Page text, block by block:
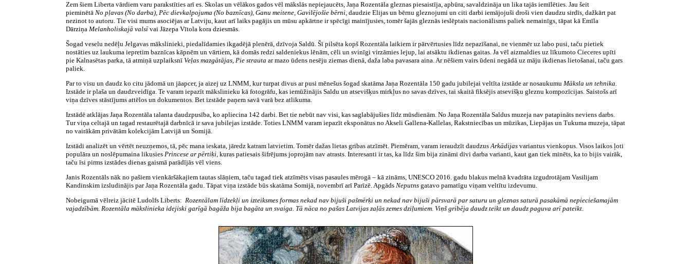
Zem šiem Liberta vārdiem varu parakstīties arī es. Skolas un vēlākos gados vēl mākslās nepiejaucēts, Jaņa Rozentāla gleznas piesaistīja, apbūra, savaldzināja un lika tajās iemīlēties. Jau šeit
pieminētā No pļavas (No darba), Pēc dievkalpojuma (No baznīcas), Ganu meitene, Gavilējošie bērni, daudzie Elijas un bērnu gleznojumi un citi darbi iemājojuši droši vien daudzu sirdīs, dažkārt pat
nezinot to autoru. Tie visi mums asociējas ar Latviju, kaut arī laiks pagājis un mūsu apkārtne ir spēcīgi mainījusies, tomēr šajās gleznās ieslēptais nacionālisms paliek nemainīgs, tāpat kā Emīla
Dārziņa Melanholiskajā valsīvai Jāzepa Vītola kora dziesmās.
Šogad veselu nedēļu Jelgavas mākslinieki, piedalīdamies ikgadējā plenērā, dzīvoja Saldū. Šī pilsēta kopš Rozentāla laikiem ir pārvērtusies līdz nepazīšanai, ne vienmēr uz labo pusi, taču pietiek
nostāties uz laukuma iepretim baznīcas kāpnēm un vārtiem, kā domās redzi saldeniekus lēnām, cēli un svinīgi virzāmies lejup, lai atsāktu ikdienas gaitas. Ja vēl aizmaldies uz līkumoto Cieceres upīti
pie Kalnasētas parka, tā atmiņā uzplaiksnī Veļas mazgātājas, Pie strauta ar mazo ūdens nesēju ziemas dienā, daža laba pavasara aina. Ar nēšiem vairs ūdeni negādā uz māju ikdienas lietošanai, taču gars
paliek.
Par to visu un daudz ko citu jādomā un jāapcer, ja aizej uz LNMM, kur turpat divus ar pusi mēnešus šogad skatāma Jaņa Rozentāla 150 gadu jubilejai veltīta izstāde ar nosaukumu Māksla un tehnika.
Izstāde ir plaša un daudzveidīga. Te varam iepazīt mākslinieku kā fotogrāfu, kas iemūžinājis Saldu un atsevišķus mirkļus no savas dzīves, tai skaitā fiksējis atsevišķu gleznu kompozīcijas. Saistošs arī
viņa dzīves stāstījums attēlos un dokumentos. Bet izstāde paņem savā varā bez atlikuma.
Izstādē atklājas Jaņa Rozentāla talanta daudzpusība, ko apliecina 142 darbi. Bet tie nebūt nav visi, kas saglabājušies līdz mūsdienām. No Jaņa Rozentāla Saldus muzeja nav patapināts neviens darbs.
Tur viņa celtajā un tagad restaurētajā darbnīcā ir sava jubilejas izstāde. Toties LNMM varam iepazīt eksponātus no Akseli Gallena-Kallelas, Rakstniecības un mūzikas, Liepājas un Tukuma muzeja, tāpat
no vairākām privātām kolekcijām Latvijā un Somijā.
Izstādi analizēt un vērtēt neuzņemos, tā, pēc mana ieskata, jāredz katram latvietim. Tomēr dažas lietas gribas atzīmēt. Piemēram, varam ieraudzīt daudzusArkādijas variantus vienkopus. Visos laikos ļoti
populāra un noslēpumaina likusies Princese ar pērtiķi, kuras patiesais šifrējums joprojām nav atrasts. Interesanti ir tas, ka līdz šim bija zināmi divi darba varianti, kaut gan tiek minēts, ka to bijis vairāk,
taču īsi pirms izstādes dienas gaismā parādījās vēl viens.
Janis Rozentāls nāk no pašiem vienkāršākajiem tautas slāņiem, taču tagad tiek atzīmēts visas pasaules mērogā – kā zināms, UNESCO 2016. gadu blakus melnā kvadrāta izgudrotājam Vasilijam
Kandinskim izsludinājis par Jaņa Rozentāla gadu. Tāpat viņa izstāde būs skatāma Somijā, novembrī arī Parīzē. Apgāds Neputns gatavo pamatīgu viņam veltītu izdevumu.
Nobeigumā vēlreiz jācitē Ludolfs Liberts: Rozentālam līdzekļi un izteiksmes formas nekad nav bijuši pašmērķi un nekad nav bijuši pārsvarā par saturu un gleznas saturā pasakāmā nepieciešamajām
vajadzībām. Rozentāla mākslinieka idejiski garīgā bagāža bija bagāta un svaiga. Tā nāca no pašas Latvijas zaļās zemes dziļumiem. Viņš gribēja daudz teikt un daudz paguva arī pateikt.